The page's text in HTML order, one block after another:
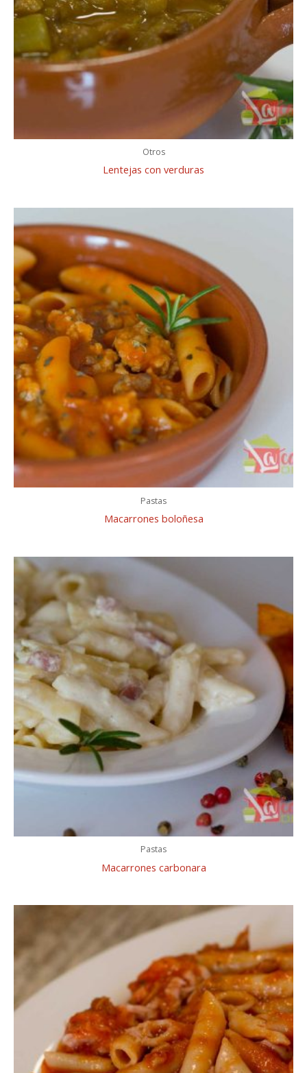
Otros
Lentejas con verduras
Pastas
Macarrones boloñesa
Pastas
Macarrones carbonara